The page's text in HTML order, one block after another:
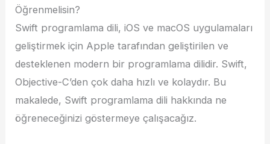
Öğrenmelisin?
Swift programlama dili, iOS ve macOS uygulamaları
geliştirmek için Apple tarafından geliştirilen ve
desteklenen modern bir programlama dilidir. Swift,
Objective-C’den çok daha hızlı ve kolaydır. Bu
makalede, Swift programlama dili hakkında ne
öğreneceğinizi göstermeye çalışacağız.